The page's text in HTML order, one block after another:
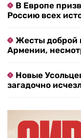
В Европе
Россию всех
Жесты доброй
Армении,
Новые
загадочно